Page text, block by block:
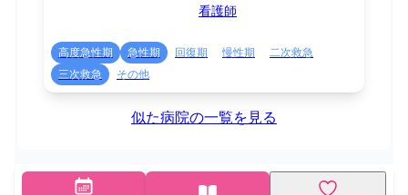
看護師
高度急性期 急性期 回復期 慢性期
二次救急
三次救急
その他
似た病院の一覧を見る